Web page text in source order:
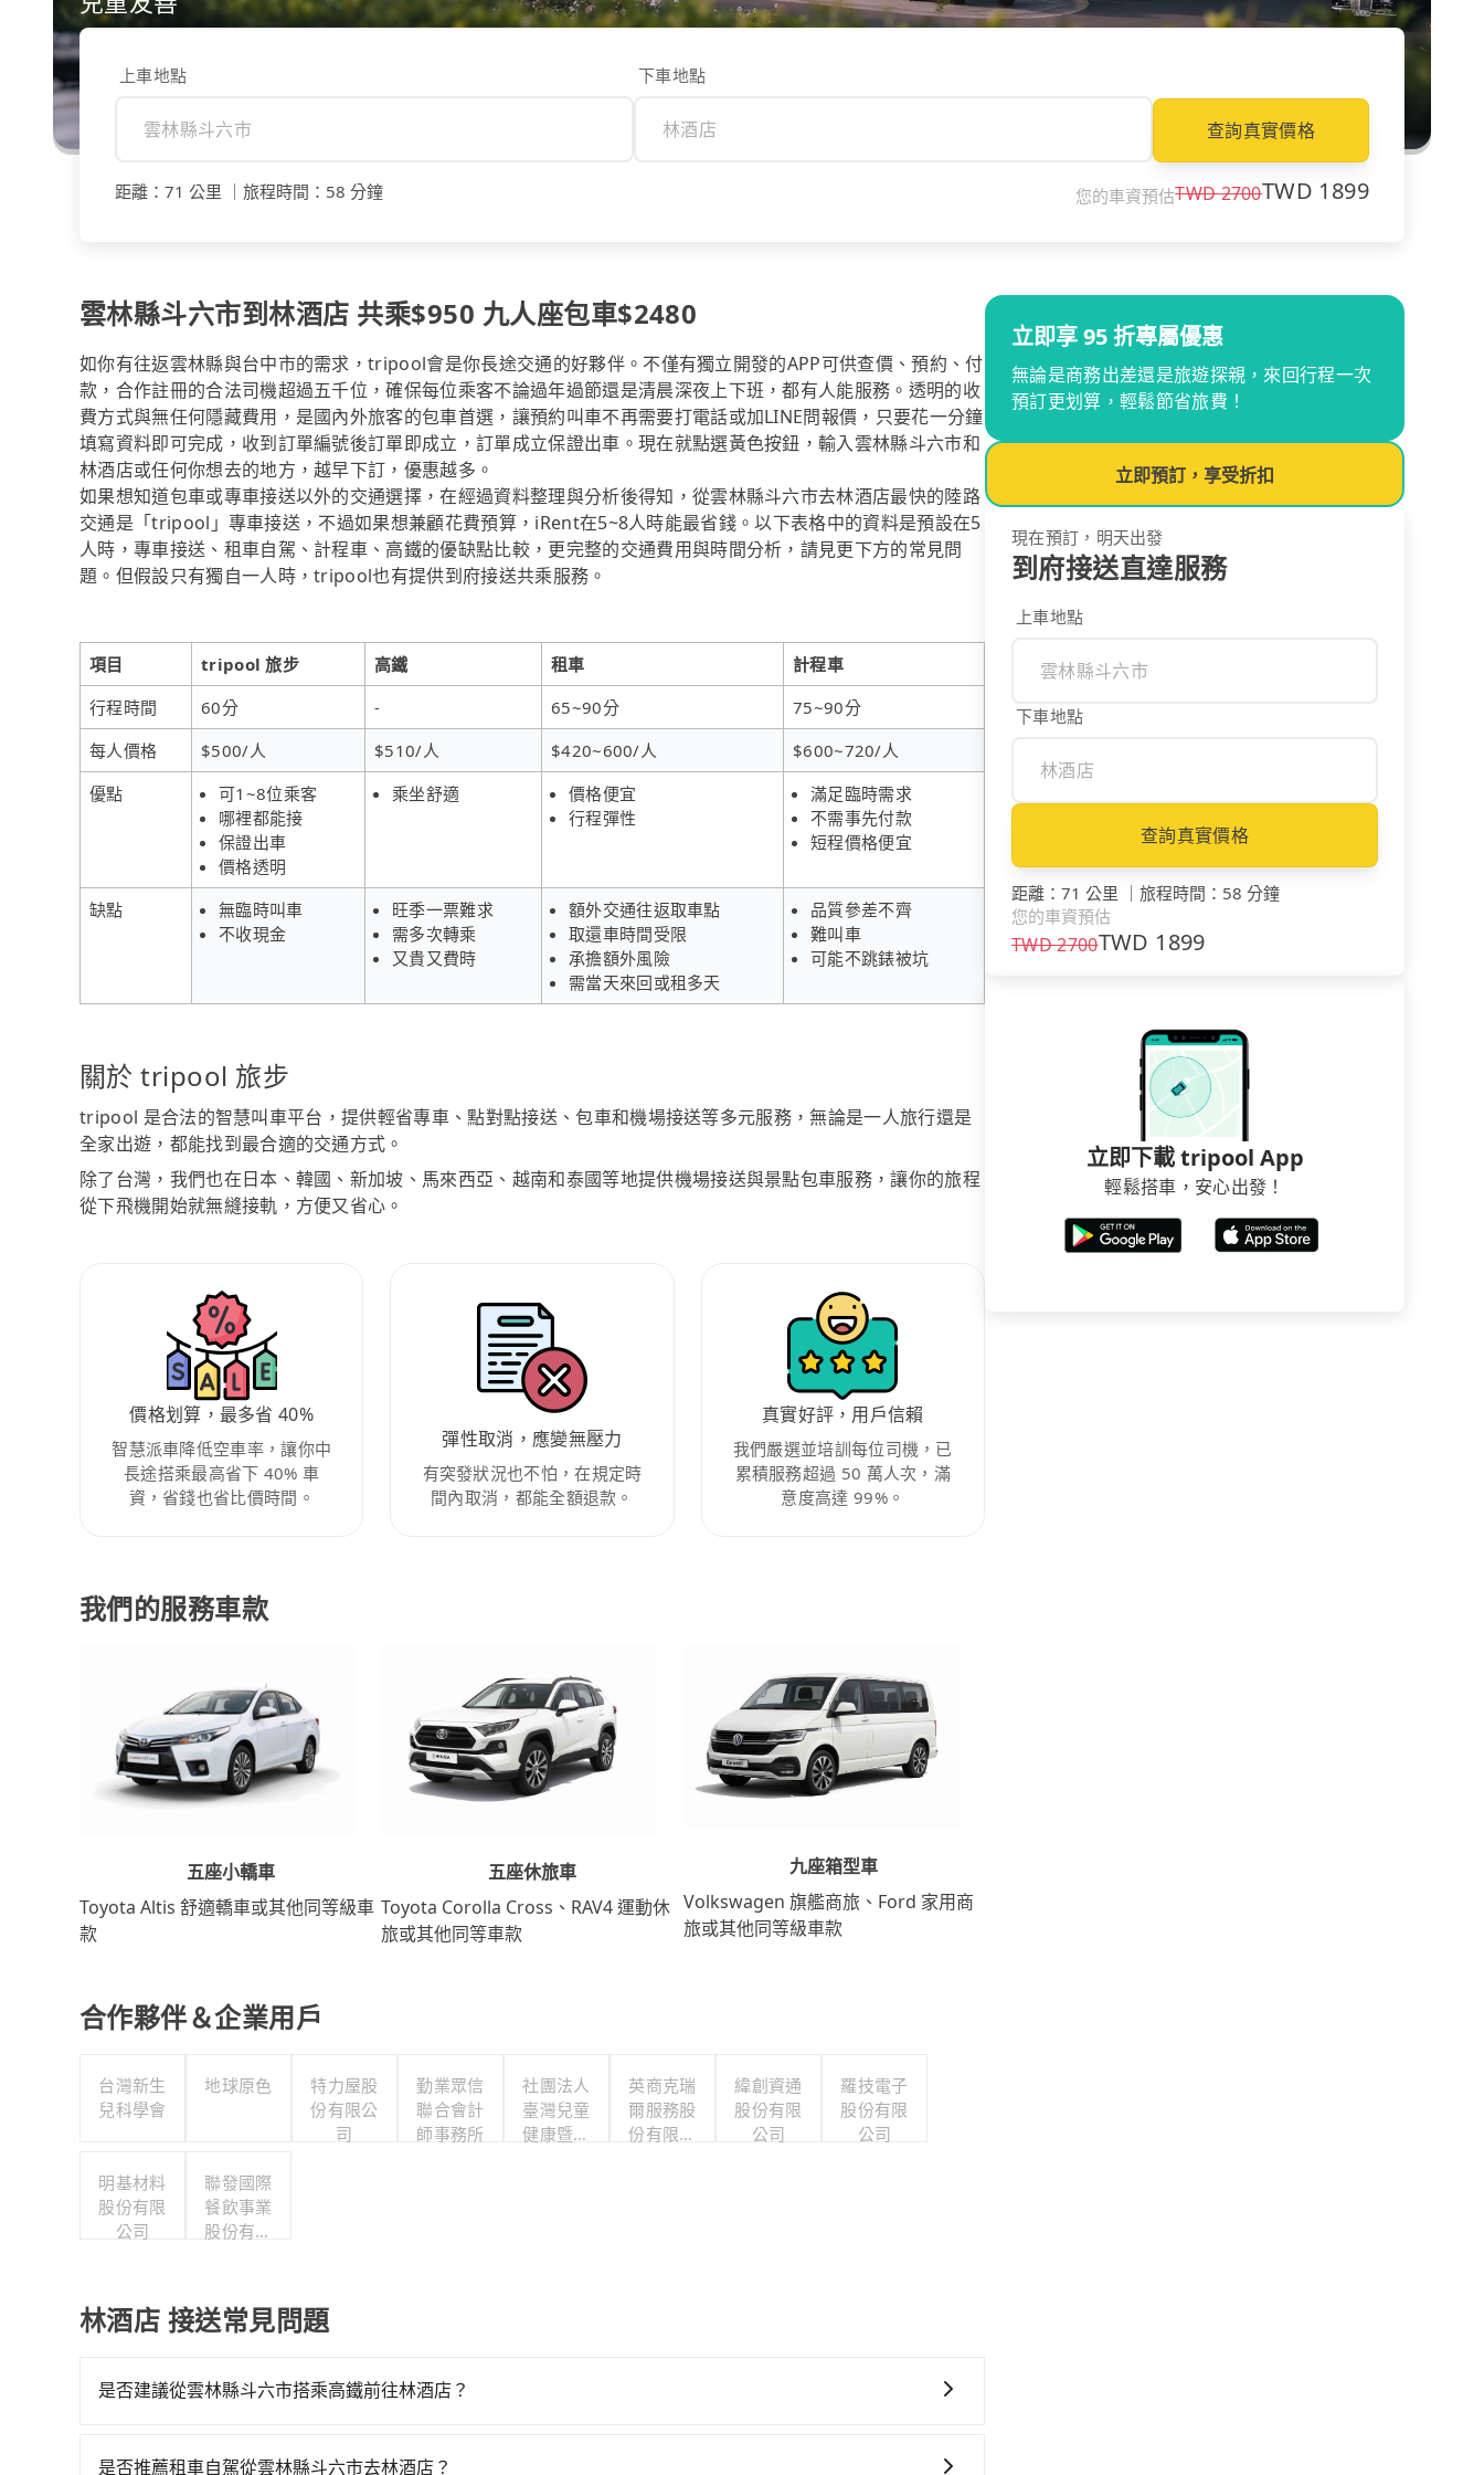
上車地點 下車地點
查詢真實價格
距離 ： 71 公里 旅程時間 ： 58 分鐘 您的車資預估TWD2700TWD 1899
雲林縣斗六市到林酒店 共乘$950 九人座包車$2480
如你有往返雲林縣與台中市的需求，tripool會是你長途交通的好夥伴。不僅有獨立開發的APP可供查價、預約、付
款，合作註冊的合法司機超過五千位，確保每位乘客不論過年過節還是清晨深夜上下班，都有人能服務。透明的收
費方式與無任何隱藏費用，是國內外旅客的包車首選，讓預約叫車不再需要打電話或加LINE問報價，只要花一分鐘
填寫資料即可完成，收到訂單編號後訂單即成立，訂單成立保證出車。現在就點選黃色按鈕，輸入雲林縣斗六市和
林酒店或任何你想去的地方，越早下訂，優惠越多。
如果想知道包車或專車接送以外的交通選擇，在經過資料整理與分析後得知，從雲林縣斗六市去林酒店最快的陸路
交通是「tripool」專車接送，不過如果想兼顧花費預算，iRent在5~8人時能最省錢。以下表格中的資料是預設在5
人時，專車接送、租車自駕、計程車、高鐵的優缺點比較，更完整的交通費用與時間分析，請見更下方的常見問
題。但假設只有獨自一人時，tripool也有提供到府接送共乘服務。
項目 tripool 旅步 高鐵 租車
計程車
行程時間
60分 - 65~90分
75~90分
每人價格
$500/人 $510/人 $420~600/人
$600~720/人
優點
可1~8位乘客
哪裡都能接
保證出車
價格透明
乘坐舒適
價格便宜
行程彈性
滿足臨時需求
不需事先付款
短程價格便宜
缺點
無臨時叫車
不收現金
旺季一票難求
需多次轉乘
又貴又費時
額外交通往返取車點
取還車時間受限
承擔額外風險
需當天來回或租多天
品質參差不齊
難叫車
可能不跳錶被坑
關於 tripool 旅步
tripool 是合法的智慧叫車平台，提供輕省專車、點對點接送、包車和機場接送等多元服務，無論是一人旅行還是
全家出遊，都能找到最合適的交通方式。
除了台灣，我們也在日本、韓國、新加坡、馬來西亞、越南和泰國等地提供機場接送與景點包車服務，讓你的旅程
從下飛機開始就無縫接軌，方便又省心。
價格划算，最多省 40%
智慧派車降低空車率，讓你中
長途搭乘最高省下 40% 車
資，省錢也省比價時間。
彈性取消，應變無壓力
有突發狀況也不怕，在規定時
間內取消，都能全額退款。
真實好評，用戶信賴
我們嚴選並培訓每位司機，已
累積服務超過 50 萬人次，滿
意度高達 99%。
我們的服務車款
五座小轎車
Toyota Altis 舒適轎車或其他同等級車
款
五座休旅車
Toyota Corolla Cross、RAV4 運動休
旅或其他同等車款
九座箱型車
Volkswagen 旗艦商旅、Ford 家用商
旅或其他同等級車款
合作夥伴＆企業用戶
台灣新生
兒科學會
地球原色
特力屋股
份有限公
司
勤業眾信
聯合會計
師事務所
社團法人
臺灣兒童
健康暨身
英商克瑞
爾服務股
份有限公
緯創資通
股份有限
公司
羅技電子
股份有限
公司
明基材料
股份有限
公司
聯發國際
餐飲事業
股份有限
林酒店 接送常見問題
是否建議從雲林縣斗六市搭乘高鐵前往林酒店？
班車06:34到末班車23:39，雲林-台中一天最多僅28班次，如果行程緊湊或趕不上末班車，那就該考慮預約專車
是否推薦租車自駕從雲林縣斗六市去林酒店？
立即享 95 折專屬優惠
無論是商務出差還是旅遊探親，來回行程一次
預訂更划算，輕鬆節省旅費！
立即預訂，享受折扣
現在預訂，明天出發
到府接送直達服務
上車地點
下車地點
查詢真實價格
距離 ： 71 公里 ｜ 旅程時間 ： 58 分鐘
您的車資預估
TWD2700TWD 1899
立即下載 tripool App
輕鬆搭車，安心出發！